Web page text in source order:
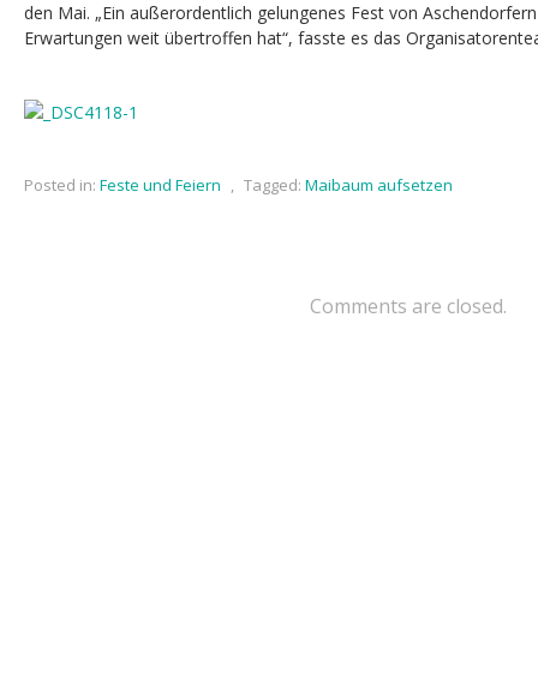
den Mai. „Ein außerordentlich gelungenes Fest von
Erwartungen weit übertroffen hat“, fasste es das
Posted in: Feste und Feiern , Tagged: Maibaum aufsetzen
Comments are closed.